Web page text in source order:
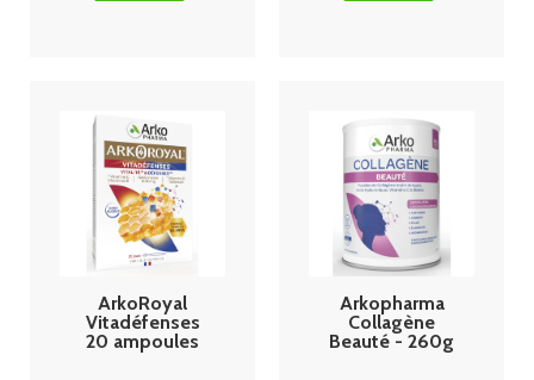
ArkoRoyal
Vitadéfenses
20 ampoules
Arkopharma
Collagène
Beauté - 260g